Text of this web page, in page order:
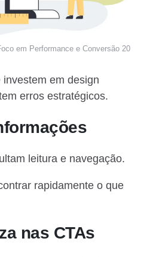
em Performance e Conversão 20
em design
erros estratégicos.
leitura e navegação.
rapidamente o que
nas CTAs